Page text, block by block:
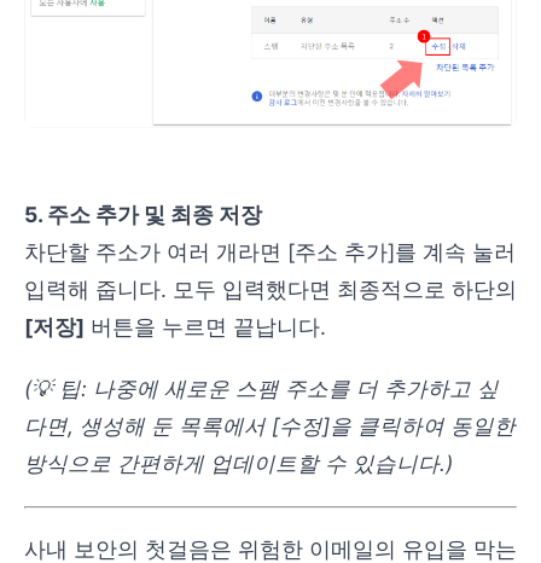
5. 주소 추가 및 최종 저장
차단할 주소가 여러 개라면 [주소 추가]를 계속 눌러
입력해 줍니다. 모두 입력했다면 최종적으로 하단의
[저장] 버튼을 누르면 끝납니다.
(💡 팁: 나중에 새로운 스팸 주소를 더 추가하고 싶
다면, 생성해 둔 목록에서 [수정]을 클릭하여 동일한
방식으로 간편하게 업데이트할 수 있습니다.)
사내 보안의 첫걸음은 위험한 이메일의 유입을 막는